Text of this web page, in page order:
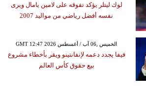
لوك ليتلر يؤكد تفوقه على لامين يامال ويرى
نفسه أفضل رياضي من مواليد 2007
GMT 12:47 2026 الخميس ,06 آب / أغسطس
فيفا يجدد دعمه لإنفانتينو ويقر بأخطاء مشروع
بيع حقوق كأس العالم